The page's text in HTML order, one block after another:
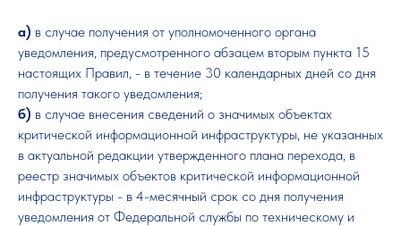
а) в случае получения от уполномоченного органа
уведомления, предусмотренного абзацем вторым пункта 15
настоящих Правил, - в течение 30 календарных дней со дня
получения такого уведомления;
б) в случае внесения сведений о значимых объектах
критической информационной инфраструктуры, не указанных
в актуальной редакции утвержденного плана перехода, в
реестр значимых объектов критической информационной
инфраструктуры - в 4-месячный срок со дня получения
уведомления от Федеральной службы по техническому и